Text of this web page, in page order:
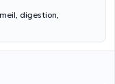
digestion,